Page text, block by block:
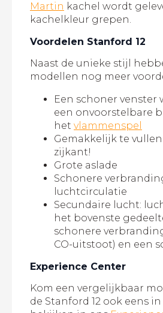
Martin kachel wordt
kachelkleur grepen.
Voordelen Stanford 12
Naast de unieke stijl
modellen nog meer
Een schoner venster
een onvoorstelbare
het vlammenspel
Gemakkelijk te
zijkant!
Grote aslade
Schonere
luchtcirculatie
Secundaire lucht:
het bovenste
schonere
CO-uitstoot) en een
Experience Center
Kom een vergelijkbaar
de Stanford 12 ook eens